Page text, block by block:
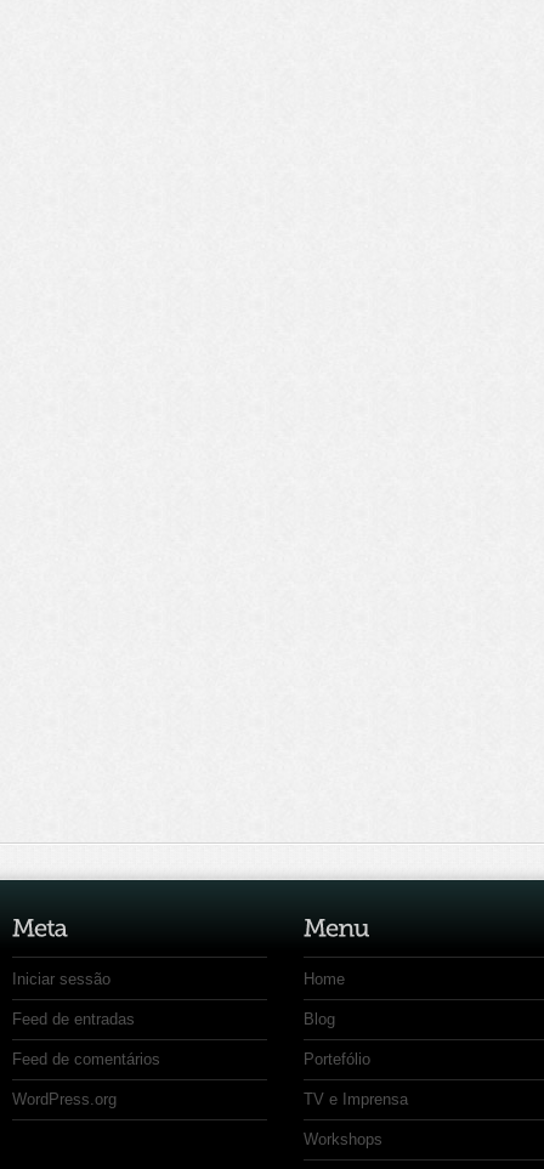
Iniciar sessão
Feed de entradas
Feed de comentários
WordPress.org
Home
Blog
Portefólio
TV e Imprensa
Workshops